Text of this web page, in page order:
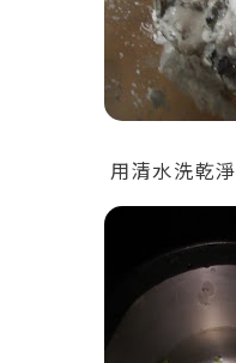
用清水洗乾淨